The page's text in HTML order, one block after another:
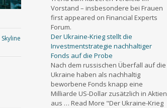
Skyline
Vorstand – insbesondere bei Frauen
first appeared on Financial Experts
Forum.
Der Ukraine-Krieg stellt die
Investmentstrategie nachhaltiger
Fonds auf die Probe
Nach dem russischen Überfall auf die
Ukraine haben als nachhaltig
beworbene Fonds knapp eine
Milliarde US-Dollar zusätzlich in Aktien
aus … Read More "Der Ukraine-Krieg